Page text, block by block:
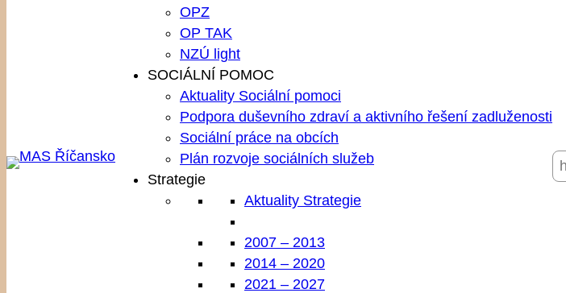
OPZ
OP TAK
NZÚ light
SOCIÁLNÍ POMOC
Aktuality Sociální pomoci
Podpora duševního zdraví a aktivního řešení zadluženosti
Sociální práce na obcích
Plán rozvoje sociálních služeb
Strategie
Aktuality Strategie
2007 – 2013
2014 – 2020
2021 – 2027